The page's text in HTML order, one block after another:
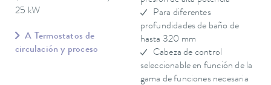
25 kW
A Termostatos de
circulación y proceso
Para diferentes
profundidades de baño de
hasta 320 mm
Cabeza de control
seleccionable en función de la
gama de funciones necesaria